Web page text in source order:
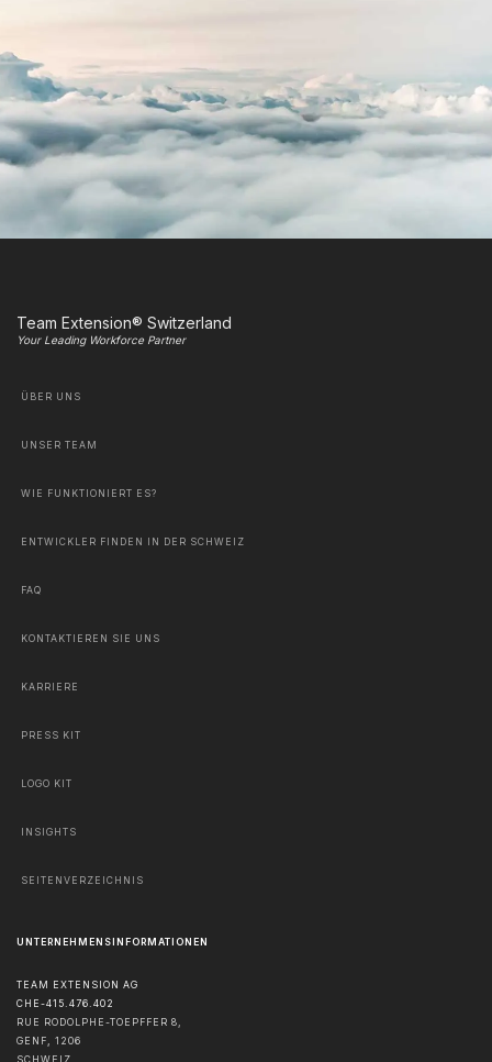
Team Extension® Switzerland
Your Leading Workforce Partner
ÜBER UNS
UNSER TEAM
WIE FUNKTIONIERT ES?
ENTWICKLER FINDEN IN DER SCHWEIZ
FAQ
KONTAKTIEREN SIE UNS
KARRIERE
PRESS KIT
LOGO KIT
INSIGHTS
SEITENVERZEICHNIS
UNTERNEHMENSINFORMATIONEN
TEAM EXTENSION AG
CHE-415.476.402
RUE RODOLPHE-TOEPFFER 8,
GENF, 1206